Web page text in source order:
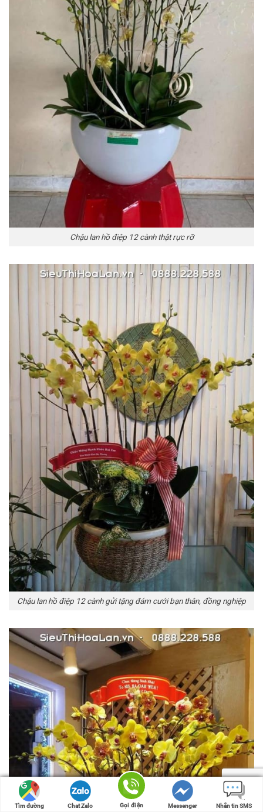
Chậu lan hồ điệp 12 cành thật rực rỡ
Chậu lan hồ điệp 12 cành gửi tặng đám cưới bạn thân, đồng nghiệp
Tìm đường Chat Zalo Gọi điện Messenger Nhắn tin SMS
Tìm đường Chat Zalo Gọi điện Messenger Nhắn tin SMS